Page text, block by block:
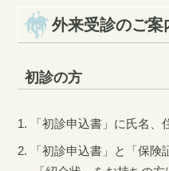
外来受診のご案
初診の方
「初診申込書」に氏名、
「初診申込書」と「保